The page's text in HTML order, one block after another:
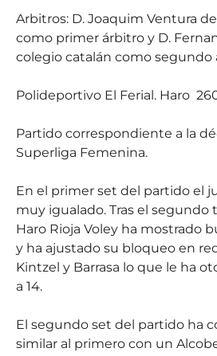
Arbitros: D. Joaquim Ventura
como primer árbitro y D.
colegio catalán como segundo
Polideportivo El Ferial. Haro
Partido correspondiente a la
Superliga Femenina.
En el primer set del partido el
muy igualado. Tras el
Haro Rioja Voley ha mostrado
y ha ajustado su bloqueo en
Kintzel y Barrasa lo que le ha
a 14.
El segundo set del partido ha
similar al primero con un